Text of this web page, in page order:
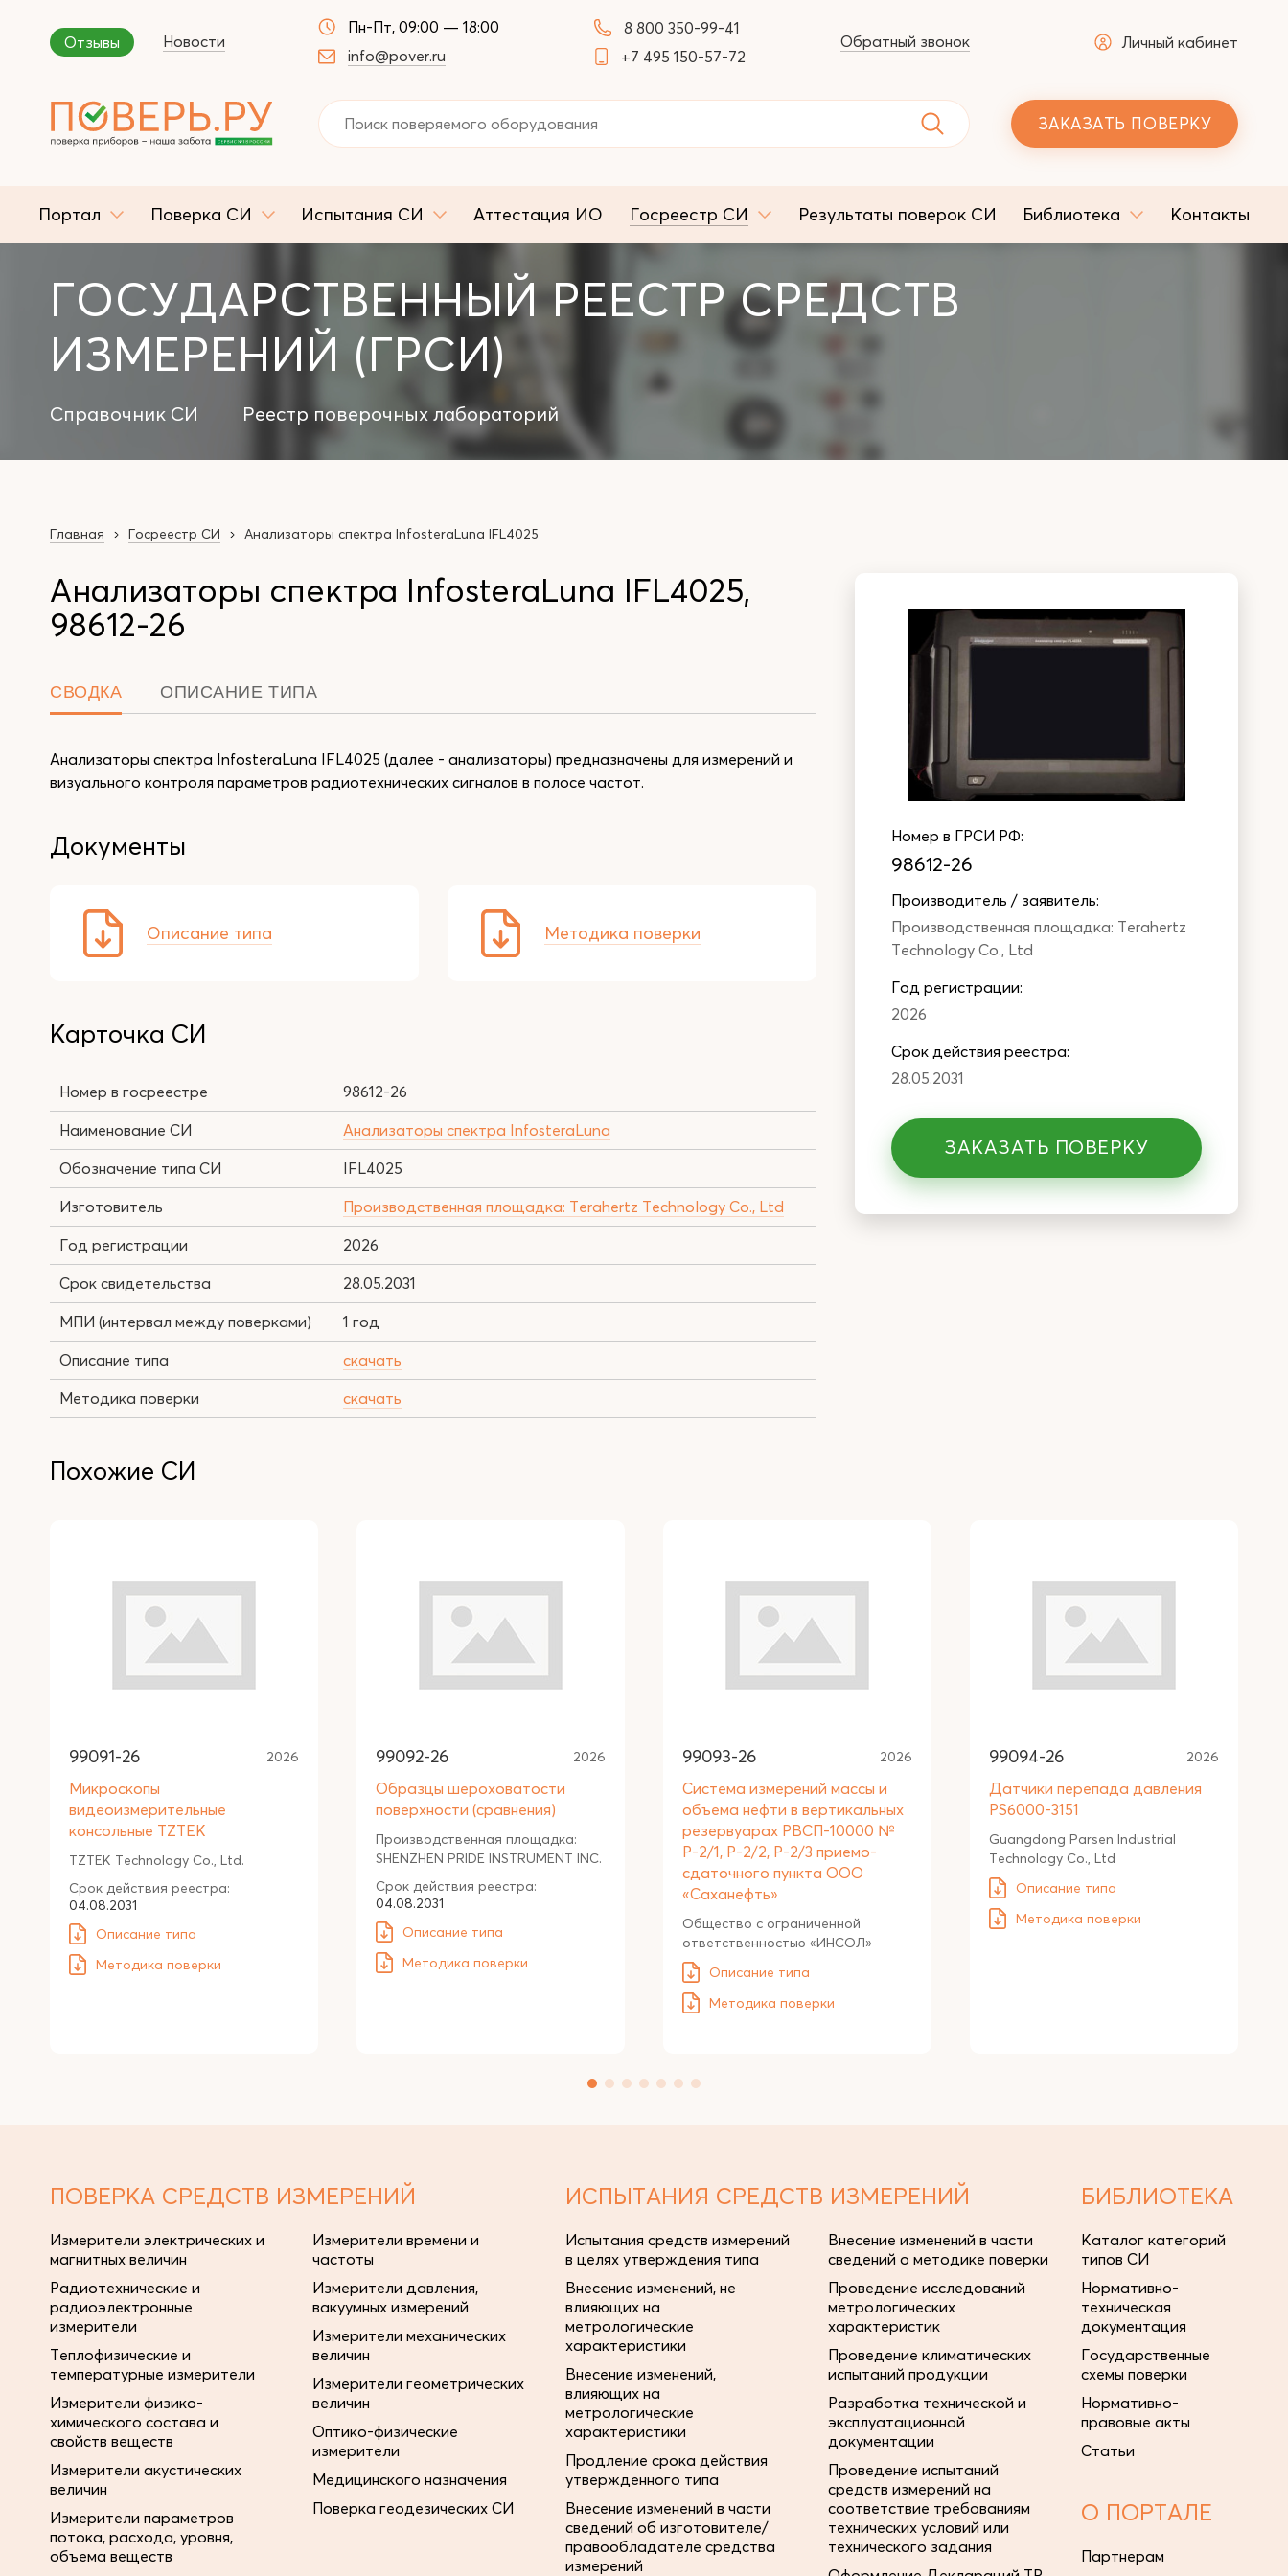
Отзывы Новости
Пн-Пт, 09:00 — 18:00
info@pover.ru
8 800 350-99-41
+7 495 150-57-72
Обратный звонок Личный кабинет
ЗАКАЗАТЬ ПОВЕРКУ
Портал Поверка СИ Испытания СИ Аттестация ИО Госреестр СИ Результаты поверок СИ Библиотека Контакты
ГОСУДАРСТВЕННЫЙ РЕЕСТР СРЕДСТВ
ИЗМЕРЕНИЙ (ГРСИ)
Справочник СИ Реестр поверочных лабораторий
Главная Госреестр СИ Анализаторы спектра InfosteraLuna IFL4025
Анализаторы спектра InfosteraLuna IFL4025,
98612-26
СВОДКА ОПИСАНИЕ ТИПА
Анализаторы спектра InfosteraLuna IFL4025 (далее - анализаторы) предназначены для измерений и
визуального контроля параметров радиотехнических сигналов в полосе частот.
Документы
Описание типа Методика поверки
Карточка СИ
Номер в госреестре
98612-26
Наименование СИ
Анализаторы спектра InfosteraLuna
Обозначение типа СИ
IFL4025
Изготовитель
Производственная площадка: Terahertz Technology Co., Ltd
Год регистрации
2026
Срок свидетельства
28.05.2031
МПИ (интервал между поверками)
1 год
Описание типа
скачать
Методика поверки
скачать
Номер в ГРСИ РФ:
98612-26
Производитель / заявитель:
Производственная площадка: Terahertz
Technology Co., Ltd
Год регистрации:
2026
Cрок действия реестра:
28.05.2031
ЗАКАЗАТЬ ПОВЕРКУ
Похожие СИ
99091-26 2026
Микроскопы
видеоизмерительные
консольные TZTEK
TZTEK Technology Co., Ltd.
Срок действия реестра:
04.08.2031
Описание типа
Методика поверки
99092-26 2026
Образцы шероховатости
поверхности (сравнения)
Производственная площадка:
SHENZHEN PRIDE INSTRUMENT INC.
Срок действия реестра:
04.08.2031
Описание типа
Методика поверки
99093-26 2026
Система измерений массы и
объема нефти в вертикальных
резервуарах РВСП-10000 №
Р-2/1, Р-2/2, Р-2/3 приемо-
сдаточного пункта ООО
«Саханефть»
Общество с ограниченной
ответственностью «ИНСОЛ»
Описание типа
Методика поверки
99094-26 2026
Датчики перепада давления
PS6000-3151
Guangdong Parsen Industrial
Technology Co., Ltd
Описание типа
Методика поверки
ПОВЕРКА СРЕДСТВ ИЗМЕРЕНИЙ
Измерители электрических и
магнитных величин
Радиотехнические и
радиоэлектронные
измерители
Теплофизические и
температурные измерители
Измерители физико-
химического состава и
свойств веществ
Измерители акустических
величин
Измерители параметров
потока, расхода, уровня,
объема веществ
Измерители времени и
частоты
Измерители давления,
вакуумных измерений
Измерители механических
величин
Измерители геометрических
величин
Оптико-физические
измерители
Медицинского назначения
Поверка геодезических СИ
ИСПЫТАНИЯ СРЕДСТВ ИЗМЕРЕНИЙ
Испытания средств измерений
в целях утверждения типа
Внесение изменений, не
влияющих на
метрологические
характеристики
Внесение изменений,
влияющих на
метрологические
характеристики
Продление срока действия
утвержденного типа
Внесение изменений в части
сведений об изготовителе/
правообладателе средства
измерений
Внесение изменений в части
сведений о методике поверки
Проведение исследований
метрологических
характеристик
Проведение климатических
испытаний продукции
Разработка технической и
эксплуатационной
документации
Проведение испытаний
средств измерений на
соответствие требованиям
технических условий или
технического задания
БИБЛИОТЕКА
Каталог категорий
типов СИ
Нормативно-
техническая
документация
Государственные
схемы поверки
Нормативно-
правовые акты
Статьи
О ПОРТАЛЕ
Партнерам